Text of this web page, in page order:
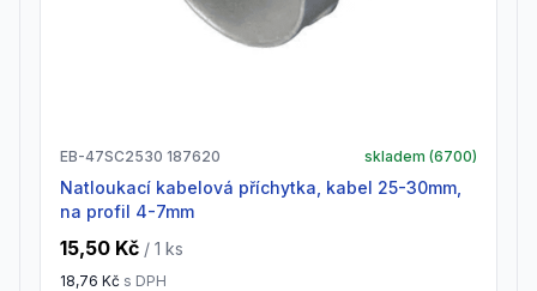
EB-47SC2530 187620 skladem (6700)
natloukací kabelová příchytka, kabel 25-30mm,
na profil 4-7mm
15,50 Kč / 1 ks
18,76 Kč s DPH